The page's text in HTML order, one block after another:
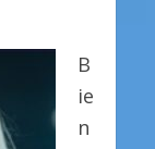
B
ie
n